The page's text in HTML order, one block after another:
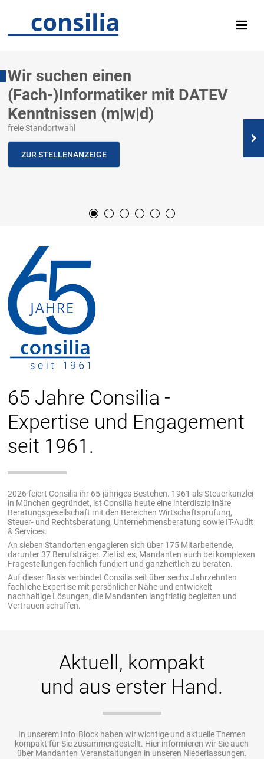
Wir suchen einen
(Fach-)Informatiker mit DATEV
Kenntnissen (m|w|d)
freie Standortwahl
ZUR STELLENANZEIGE
65 Jahre Consilia -
Expertise und Engagement
seit 1961.
2026 feiert Consilia ihr 65-jähriges Bestehen. 1961 als Steuerkanzlei
in München gegründet, ist Consilia heute eine interdisziplinäre
Beratungsgesellschaft mit den Bereichen Wirtschaftsprüfung,
Steuer- und Rechtsberatung, Unternehmensberatung sowie IT-Audit
& Services.
An sieben Standorten engagieren sich über 175 Mitarbeitende,
darunter 37 Berufsträger. Ziel ist es, Mandanten auch bei komplexen
Fragestellungen fachlich fundiert und ganzheitlich zu beraten.
Auf dieser Basis verbindet Consilia seit über sechs Jahrzehnten
fachliche Expertise mit persönlicher Nähe und entwickelt
nachhaltige Lösungen, die Mandanten langfristig begleiten und
Vertrauen schaffen.
Aktuell, kompakt
und aus erster Hand.
In unserem Info‐Block haben wir wichtige und aktuelle Themen
kompakt für Sie zusammengestellt. Hier informieren wir Sie auch
über Mandanten‐Veranstaltungen in unseren Niederlassungen.